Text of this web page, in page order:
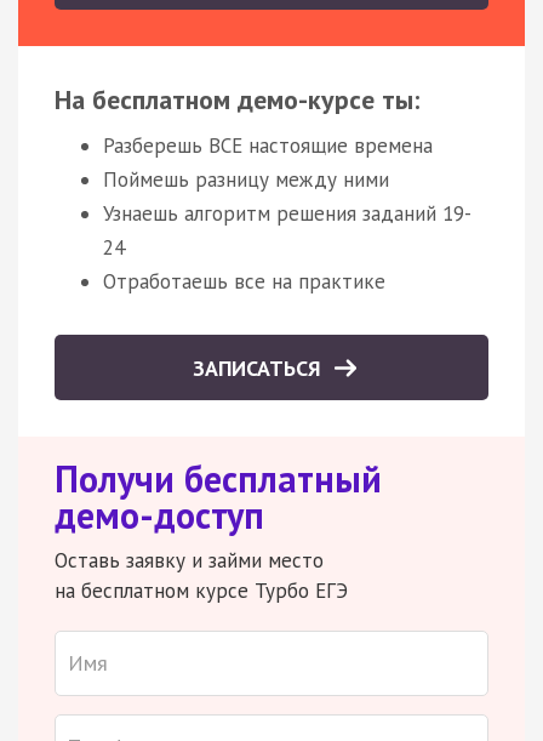
На бесплатном демо-курсе ты:
Разберешь ВСЕ настоящие времена
Поймешь разницу между ними
Узнаешь алгоритм решения заданий 19-
24
Отработаешь все на практике
ЗАПИСАТЬСЯ
Получи бесплатный
демо-доступ
Оставь заявку и займи место
на бесплатном курсе Турбо ЕГЭ